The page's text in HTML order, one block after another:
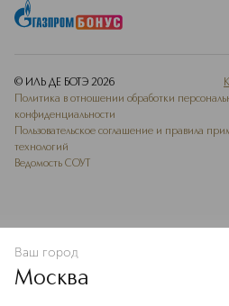
В КОРЗИНУ
© ИЛЬ ДЕ БОТЭ 2026
Политика в отношении обработки
конфиденциальности
Пользовательское соглашение и правила
технологий
Ведомость СОУТ
Ваш город
Москва